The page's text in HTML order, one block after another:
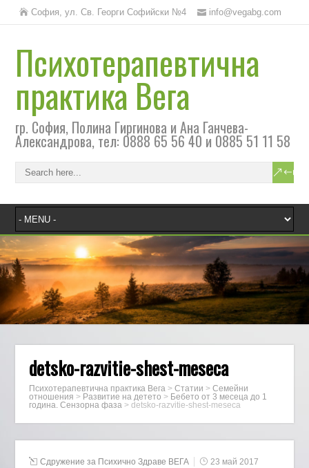
София, ул. Св. Георги Софийски №4 info@vegabg.com
Психотерапевтична
практика Вега
гр. София, Полина Гиргинова и Ана Ганчева-
Александрова, тел: 0888 65 56 40 и 0885 51 11 58
detsko-razvitie-shest-meseca
Психотерапевтична практика Вега >Статии >Семейни
отношения > Развитие на детето > Бебето от 3 месеца до 1
година. Сензорна фаза >detsko-razvitie-shest-meseca
Сдружение за Психично Здраве ВЕГА
23 май 2017